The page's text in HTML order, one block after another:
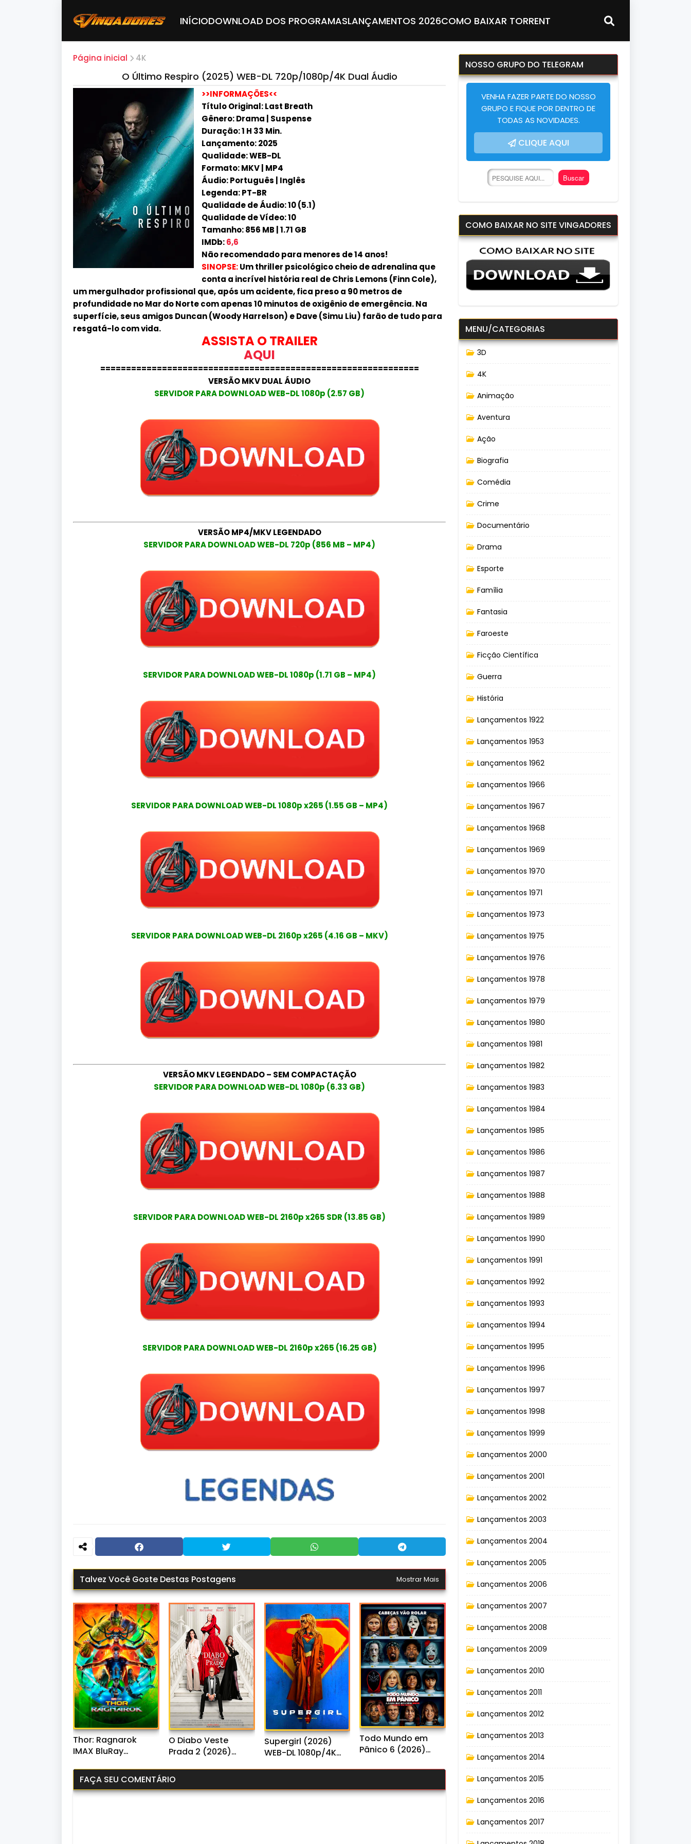
INÍCIODOWNLOAD DOS PROGRAMASLANÇAMENTOS 2026COMO BAIXAR TORRENT
Página inicial 4K
O Último Respiro (2025) WEB-DL 720p/1080p/4K Dual Áudio
>>INFORMAÇÕES<<
Título Original: Last Breath
Gênero: Drama | Suspense
Duração: 1 H 33 Min.
Lançamento: 2025
Qualidade: WEB-DL
Formato: MKV | MP4
Áudio: Português | Inglês
Legenda: PT-BR
Qualidade de Áudio: 10 (5.1)
Qualidade de Vídeo: 10
Tamanho: 856 MB | 1.71 GB
IMDb:6,6
Não recomendado para menores de 14 anos!
SINOPSE:Um thriller psicológico cheio de adrenalina que
conta a incrível história real de Chris Lemons (Finn Cole),
um mergulhador profissional que, após um acidente, fica preso a 90 metros de
profundidade no Mar do Norte com apenas 10 minutos de oxigênio de emergência. Na
superfície, seus amigos Duncan (Woody Harrelson) e Dave (Simu Liu) farão de tudo para
resgatá-lo com vida.
ASSISTA O TRAILER
AQUI
==============================================================
VERSÃO MKV DUAL ÁUDIO
SERVIDOR PARA DOWNLOAD WEB-DL 1080p (2.57 GB)
VERSÃO MP4/MKV LEGENDADO
SERVIDOR PARA DOWNLOAD WEB-DL 720p (856 MB – MP4)
SERVIDOR PARA DOWNLOAD WEB-DL 1080p (1.71 GB – MP4)
SERVIDOR PARA DOWNLOAD WEB-DL 1080p x265 (1.55 GB – MP4)
SERVIDOR PARA DOWNLOAD WEB-DL 2160p x265 (4.16 GB – MKV)
VERSÃO MKV LEGENDADO – SEM COMPACTAÇÃO
SERVIDOR PARA DOWNLOAD WEB-DL 1080p (6.33 GB)
SERVIDOR PARA DOWNLOAD WEB-DL 2160p x265 SDR (13.85 GB)
SERVIDOR PARA DOWNLOAD WEB-DL 2160p x265 (16.25 GB)
Talvez Você Goste Destas Postagens Mostrar Mais
Thor: Ragnarok
IMAX BluRay
Áudio
O Diabo Veste
Prada 2 (2026)
Dual Áudio
Supergirl (2026)
WEB-DL 1080p/4K
Todo Mundo em
Pânico 6 (2026)
Dual Áudio
FAÇA SEU COMENTÁRIO
NOSSO GRUPO DO TELEGRAM
VENHA FAZER PARTE DO NOSSO
GRUPO E FIQUE POR DENTRO DE
TODAS AS NOVIDADES.
CLIQUE AQUI
COMO BAIXAR NO SITE VINGADORES
MENU/CATEGORIAS
3D
4K
Animação
Aventura
Ação
Biografia
Comédia
Crime
Documentário
Drama
Esporte
Família
Fantasia
Faroeste
Ficção Científica
Guerra
História
Lançamentos 1922
Lançamentos 1953
Lançamentos 1962
Lançamentos 1966
Lançamentos 1967
Lançamentos 1968
Lançamentos 1969
Lançamentos 1970
Lançamentos 1971
Lançamentos 1973
Lançamentos 1975
Lançamentos 1976
Lançamentos 1978
Lançamentos 1979
Lançamentos 1980
Lançamentos 1981
Lançamentos 1982
Lançamentos 1983
Lançamentos 1984
Lançamentos 1985
Lançamentos 1986
Lançamentos 1987
Lançamentos 1988
Lançamentos 1989
Lançamentos 1990
Lançamentos 1991
Lançamentos 1992
Lançamentos 1993
Lançamentos 1994
Lançamentos 1995
Lançamentos 1996
Lançamentos 1997
Lançamentos 1998
Lançamentos 1999
Lançamentos 2000
Lançamentos 2001
Lançamentos 2002
Lançamentos 2003
Lançamentos 2004
Lançamentos 2005
Lançamentos 2006
Lançamentos 2007
Lançamentos 2008
Lançamentos 2009
Lançamentos 2010
Lançamentos 2011
Lançamentos 2012
Lançamentos 2013
Lançamentos 2014
Lançamentos 2015
Lançamentos 2016
Lançamentos 2017